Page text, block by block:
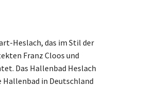
Heslach, das im Stil der
Franz Cloos und
Das Hallenbad Heslach
in Deutschland